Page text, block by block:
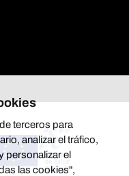
terceros para
analizar el tráfico,
personalizar el
las cookies",